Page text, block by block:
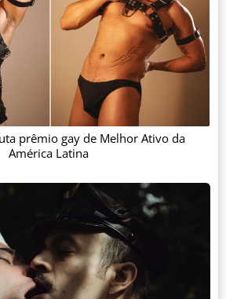
prêmio gay de Melhor Ativo da
América Latina